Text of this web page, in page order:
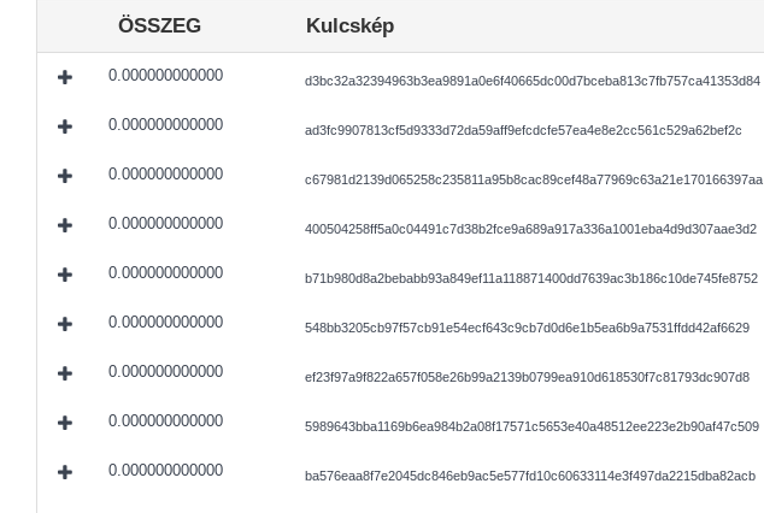
ÖSSZEG Kulcskép
0.000000000000 d3bc32a32394963b3ea9891a0e6f40665dc00d7bceba813c7fb757ca41353d84
0.000000000000 ad3fc9907813cf5d9333d72da59aff9efcdcfe57ea4e8e2cc561c529a62bef2c
0.000000000000 c67981d2139d065258c235811a95b8cac89cef48a77969c63a21e170166397aa
0.000000000000 400504258ff5a0c04491c7d38b2fce9a689a917a336a1001eba4d9d307aae3d2
0.000000000000 b71b980d8a2bebabb93a849ef11a118871400dd7639ac3b186c10de745fe8752
0.000000000000 548bb3205cb97f57cb91e54ecf643c9cb7d0d6e1b5ea6b9a7531ffdd42af6629
0.000000000000 ef23f97a9f822a657f058e26b99a2139b0799ea910d618530f7c81793dc907d8
0.000000000000 5989643bba1169b6ea984b2a08f17571c5653e40a48512ee223e2b90af47c509
0.000000000000 ba576eaa8f7e2045dc846eb9ac5e577fd10c60633114e3f497da2215dba82acb